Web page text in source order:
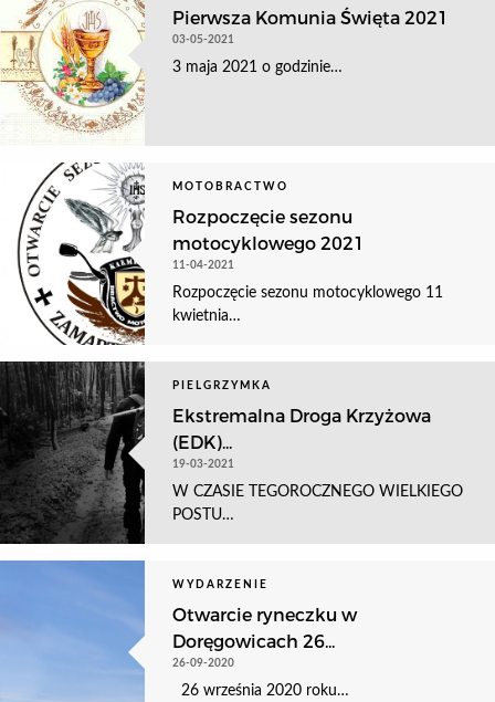
Pierwsza Komunia Święta 2021
03-05-2021
3 maja 2021 o godzinie…
MOTOBRACTWO
Rozpoczęcie sezonu
motocyklowego 2021
11-04-2021
Rozpoczęcie sezonu motocyklowego 11
kwietnia…
PIELGRZYMKA
Ekstremalna Droga Krzyżowa
(EDK)...
19-03-2021
W CZASIE TEGOROCZNEGO WIELKIEGO
POSTU…
WYDARZENIE
Otwarcie ryneczku w
Doręgowicach 26...
26-09-2020
26 września 2020 roku…